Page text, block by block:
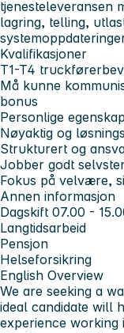
tjenesteleveransen
lagring, telling,
Kvalifikasjoner
T1-T4
Må kunne
bonus
Personlige
Nøyaktig og
Strukturert og
Jobber godt
Fokus på velvære,
Annen informasjon
Dagskift 07.00 -
Langtidsarbeid
Pensjon
Helseforsikring
English Overview
We are seeking a
ideal candidate will
experience working